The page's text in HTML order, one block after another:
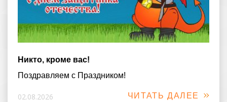
Никто, кроме вас!
Поздравляем с Праздником!
02.08.2026 ЧИТАТЬ ДАЛЕЕ